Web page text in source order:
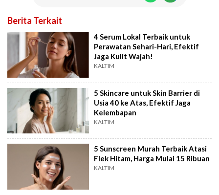
Berita Terkait
4 Serum Lokal Terbaik untuk
Perawatan Sehari-Hari, Efektif
Jaga Kulit Wajah!
KALTIM
5 Skincare untuk Skin Barrier di
Usia 40 ke Atas, Efektif Jaga
Kelembapan
KALTIM
5 Sunscreen Murah Terbaik Atasi
Flek Hitam, Harga Mulai 15 Ribuan
KALTIM